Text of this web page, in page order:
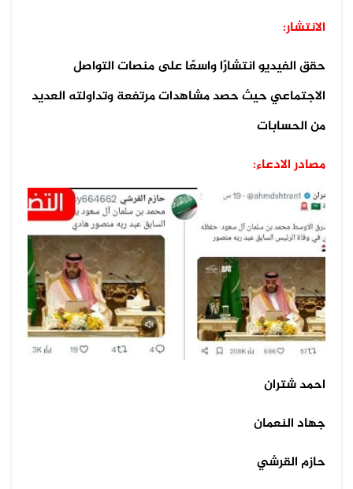
الانتشار:
حقق الفيديو انتشارًا واسعًا على منصات التواصل
الاجتماعي حيث حصد مشاهدات مرتفعة وتداولته العديد
من الحسابات
مصادر الادعاء:
احمد شتران
جهاد النعمان
حازم القرشي